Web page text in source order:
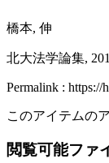
橋本, 伸
北大法学論集,
Permalink : https://
このアイテムの
閲覧可能ファ